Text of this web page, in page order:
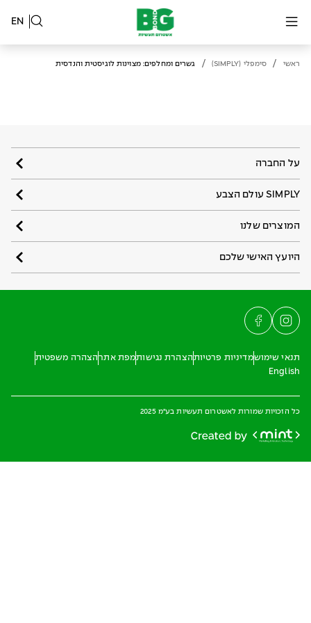
EN
ראשי / סימפלי (SIMPLY) / גשרים ומחלפים: מצוינות לוגיסטית והנדסית
על החברה
SIMPLY עולם הצבע
המוצרים שלנו
היועץ האישי שלכם
תנאי שימושמדיניות פרטיותהצהרת נגישותמפת אתרהצהרה משפטית
English
כל הזכויות שמורות לאשטרום תעשיות בע"מ 2025